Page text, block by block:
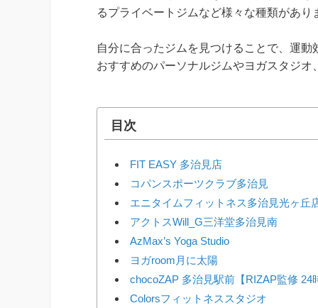
るプライベートジムなど様々な種類があり
自分に合ったジムを見つけることで、運
おすすめのパーソナルジムやヨガスタジオ
目次
FIT EASY 多治見店
コパンスポーツクラブ多治見
エニタイムフィットネス多治見光ヶ丘
アクトスWill_G三洋堂多治見南
AzMax’s Yoga Studio
ヨガroom月に太陽
chocoZAP 多治見駅前【RIZAP監修 24
Colorsフィットネススタジオ